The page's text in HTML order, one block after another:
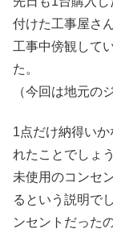
付けた工事屋さ
工事中傍観して
た。
（今回は地元の
1点だけ納得い
れたことでしょ
未使用のコンセ
るという説明で
ンセントだった